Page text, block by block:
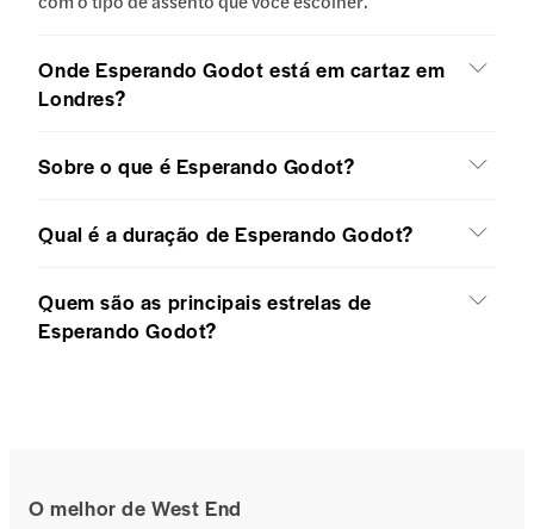
Onde Esperando Godot está em cartaz em
Londres?
Sobre o que é Esperando Godot?
Qual é a duração de Esperando Godot?
Quem são as principais estrelas de
Esperando Godot?
O melhor de West End